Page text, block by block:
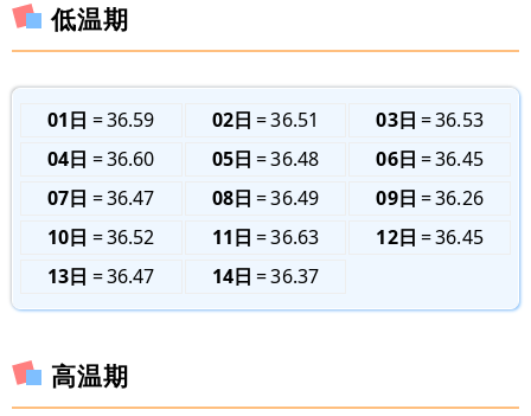
低温期
01日 36.59 02日 36.51 03日
36.53
04日
36.60 05日 36.48 06日
36.45
07日
36.47 08日 36.49 09日
36.26
10日
36.52 11日 36.63 12日
36.45
13日
36.47 14日 36.37
高温期